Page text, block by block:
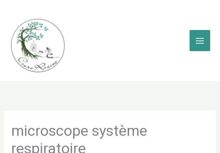
contenu
microscope système
respiratoire